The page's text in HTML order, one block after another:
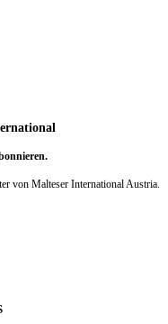
von Malteser International Austria.